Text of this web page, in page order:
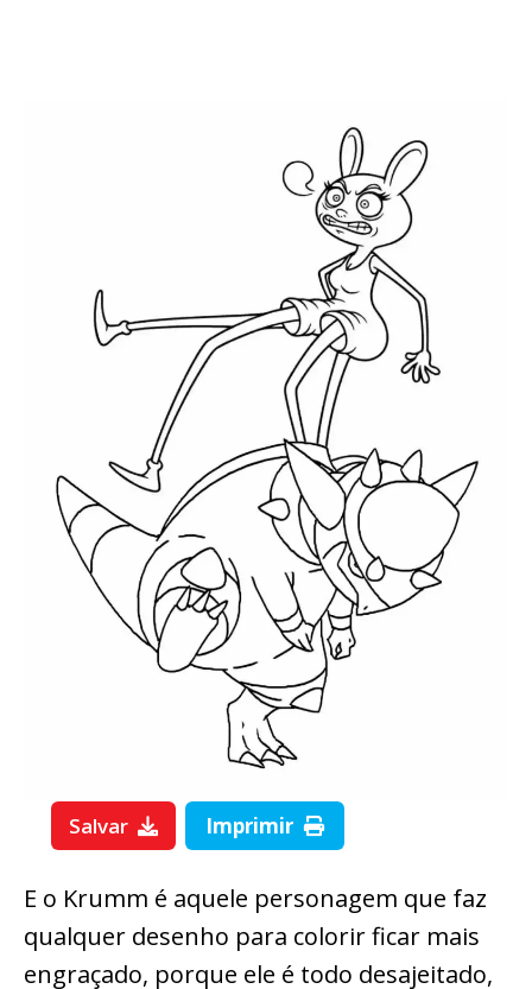
Salvar Imprimir
E o Krumm é aquele personagem que faz
qualquer desenho para colorir ficar mais
engraçado, porque ele é todo desajeitado,